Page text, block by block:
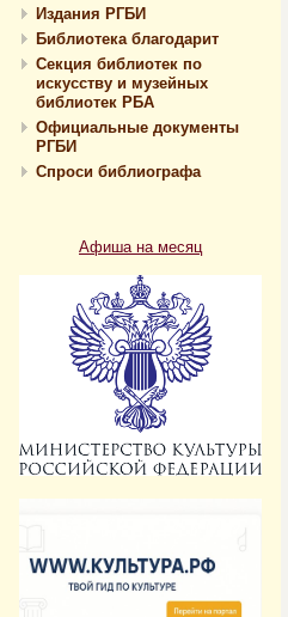
Издания РГБИ
Библиотека благодарит
Секция библиотек по
искусству и музейных
библиотек РБА
Официальные документы
РГБИ
Спроси библиографа
Афиша на месяц